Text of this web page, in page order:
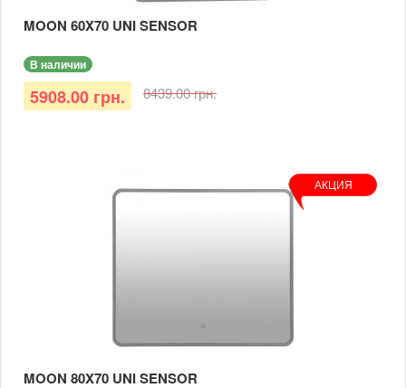
MOON 60X70 UNI SENSOR
В наличии
5908.00 грн. 8439.00 грн.
АКЦИЯ
MOON 80X70 UNI SENSOR